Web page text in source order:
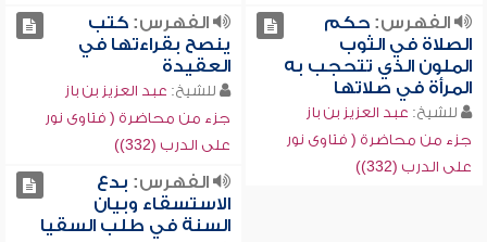
الفهرس:حكم
الصلاة في الثوب
الملون الذي تتحجب به
المرأة في صلاتها
للشيخ: عبد العزيز بن باز
جزء من محاضرة ( فتاوى نور
على الدرب (332))
الفهرس:كتب
ينصح بقراءتها في
العقيدة
للشيخ: عبد العزيز بن باز
جزء من محاضرة ( فتاوى نور
على الدرب (332))
الفهرس: بدع
الاستسقاء وبيان
السنة في طلب السقيا